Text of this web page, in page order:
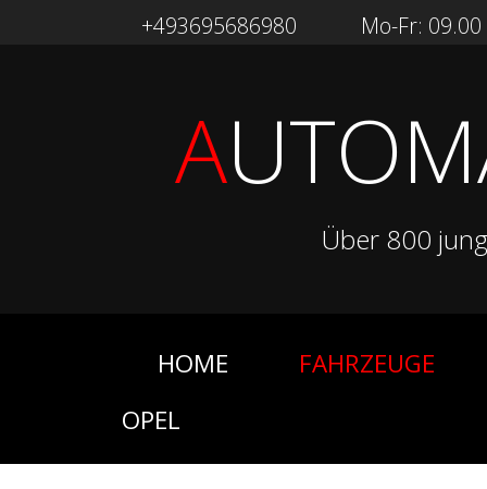
+493695686980 Mo-Fr:
A
Über 800
HOME
FAHRZEUGE
OPEL